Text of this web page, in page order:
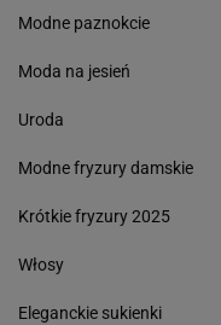
Modne paznokcie
Moda na jesień
Uroda
Modne fryzury damskie
Krótkie fryzury 2025
Włosy
Eleganckie sukienki